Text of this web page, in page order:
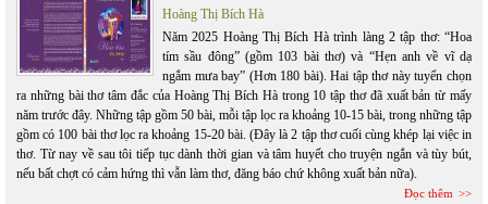
Hoàng Thị Bích Hà
Năm 2025 Hoàng Thị Bích Hà trình làng 2 tập thơ: “Hoa
tím sầu đông” (gồm 103 bài thơ) và “Hẹn anh về vĩ dạ
ngắm mưa bay” (Hơn 180 bài). Hai tập thơ này tuyển chọn
ra những bài thơ tâm đắc của Hoàng Thị Bích Hà trong 10 tập thơ đã xuất bản từ mấy
năm trước đây. Những tập gồm 50 bài, mỗi tập lọc ra khoảng 10-15 bài, trong những tập
gồm có 100 bài thơ lọc ra khoảng 15-20 bài. (Đây là 2 tập thơ cuối cùng khép lại việc in
thơ. Từ nay về sau tôi tiếp tục dành thời gian và tâm huyết cho truyện ngắn và tùy bút,
nếu bất chợt có cảm hứng thì vẫn làm thơ, đăng báo chứ không xuất bản nữa).
Đọc thêm